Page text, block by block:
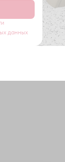
данных